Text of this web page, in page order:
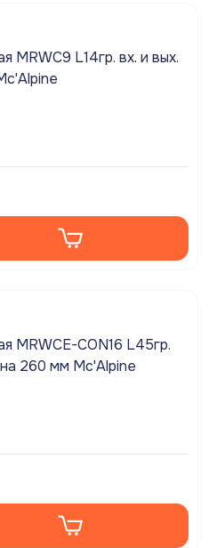
MRWC9 L14гр. вх. и вых.
MRWCE-CON16 L45гр.
260 мм Mc'Alpine